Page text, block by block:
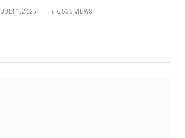
JULI 1, 2025 6,536 VIEWS